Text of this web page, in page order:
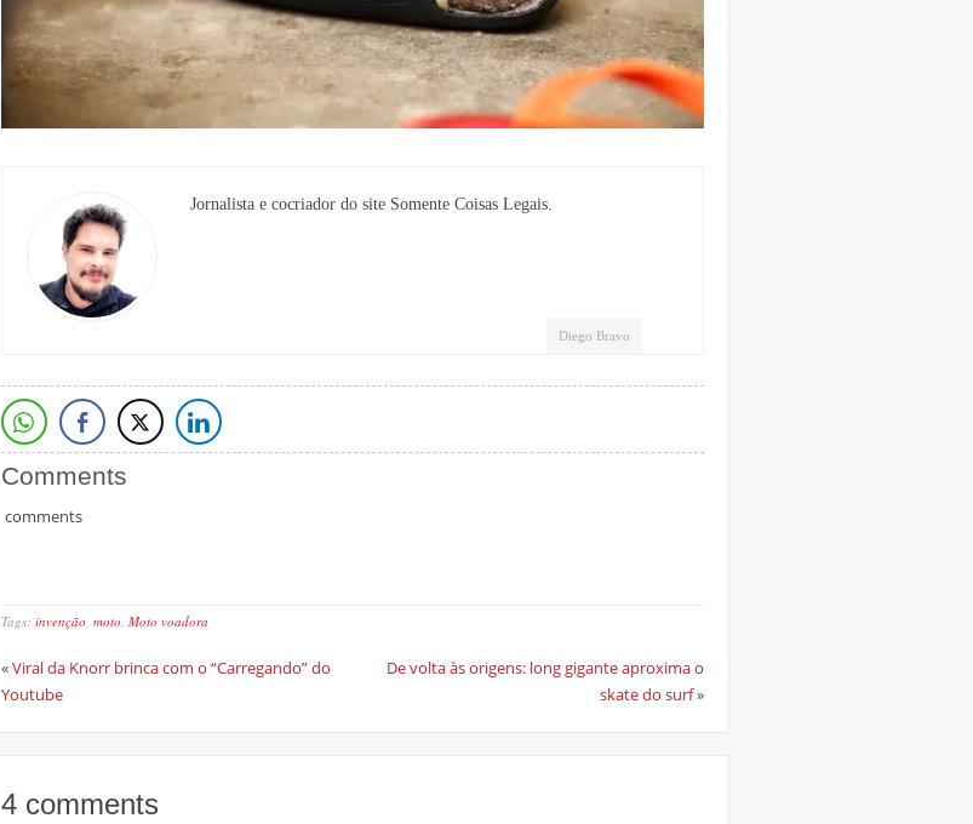
Diego Bravo
Jornalista e cocriador do site Somente Coisas Legais.
Comments
comments
Tags: invenção, moto, Moto voadora
«Viral da Knorr brinca com o “Carregando” do
Youtube
De volta às origens: long gigante aproxima o
skate do surf»
4 comments